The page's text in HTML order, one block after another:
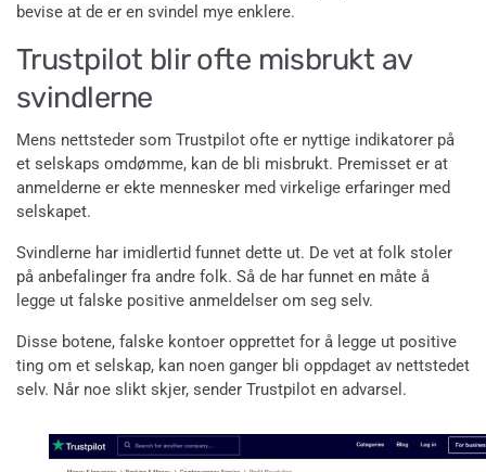
bevise at de er en svindel mye enklere.
Trustpilot blir ofte misbrukt av
svindlerne
Mens nettsteder som Trustpilot ofte er nyttige indikatorer på
et selskaps omdømme, kan de bli misbrukt. Premisset er at
anmelderne er ekte mennesker med virkelige erfaringer med
selskapet.
Svindlerne har imidlertid funnet dette ut. De vet at folk stoler
på anbefalinger fra andre folk. Så de har funnet en måte å
legge ut falske positive anmeldelser om seg selv.
Disse botene, falske kontoer opprettet for å legge ut positive
ting om et selskap, kan noen ganger bli oppdaget av nettstedet
selv. Når noe slikt skjer, sender Trustpilot en advarsel.